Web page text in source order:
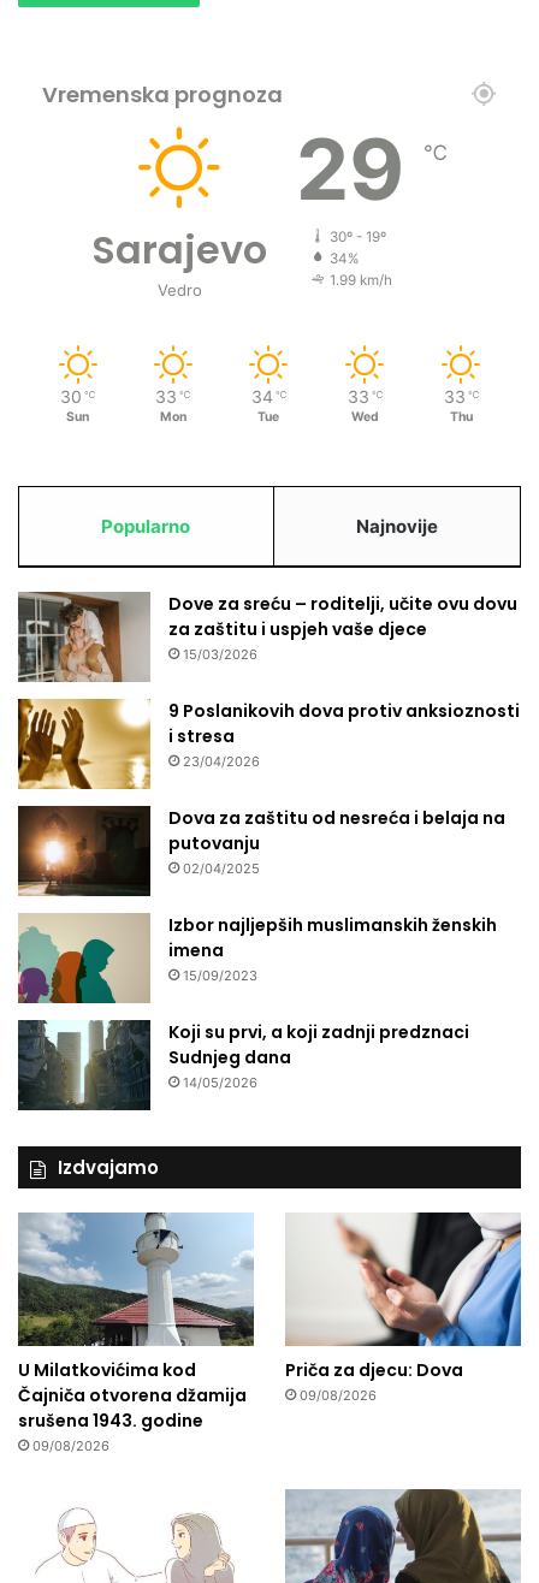
Vremenska prognoza
Sarajevo
Vedro
29 ℃
30º - 19º
34%
1.99 km/h
30 ℃
Sun
33 ℃
Mon
34 ℃
Tue
33 ℃
Wed
33 ℃
Thu
Popularno Najnovije
Dove za sreću – roditelji, učite ovu dovu
za zaštitu i uspjeh vaše djece
15/03/2026
9 Poslanikovih dova protiv anksioznosti
i stresa
23/04/2026
Dova za zaštitu od nesreća i belaja na
putovanju
02/04/2025
Izbor najljepših muslimanskih ženskih
imena
15/09/2023
Koji su prvi, a koji zadnji predznaci
Sudnjeg dana
14/05/2026
Izdvajamo
U Milatkovićima kod
Čajniča otvorena džamija
srušena 1943. godine
09/08/2026
Priča za djecu: Dova
09/08/2026